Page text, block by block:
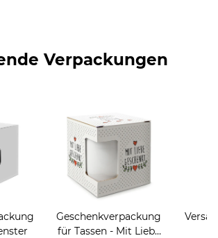
Verpackungen
Geschenkverpackung
für Tassen - Mit Liebe